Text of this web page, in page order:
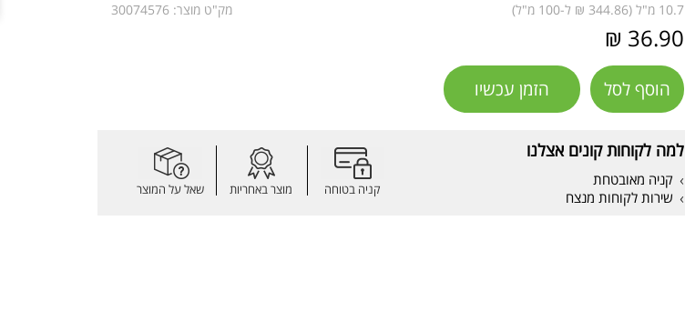
10.7 מ"ל (344.86 ₪ ל-100 מ"ל) מק"ט מוצר: 30074576
36.90 ₪
הוסף לסל הזמן עכשיו
למה לקוחות קונים אצלנו
קניה מאובטחת
שירות לקוחות מנצח
קניה בטוחה מוצר באחריות שאל על המוצר